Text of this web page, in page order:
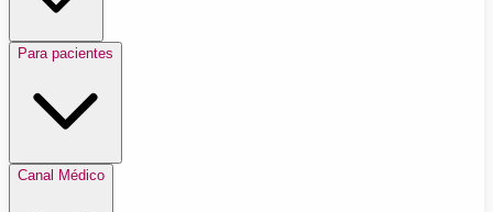
Para pacientes
Canal Médico